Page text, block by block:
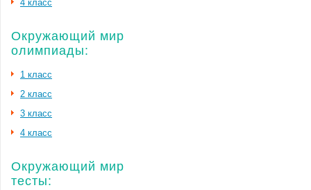
4 класс
Окружающий мир
олимпиады:
1 класс
2 класс
3 класс
4 класс
Окружающий мир
тесты: